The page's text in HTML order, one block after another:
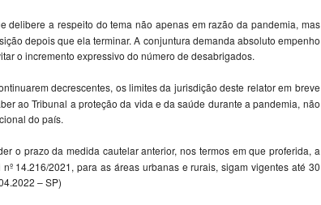
delibere a respeito do tema não apenas em razão da pandemia, mas
depois que ela terminar. A conjuntura demanda absoluto empenho
o incremento expressivo do número de desabrigados.
decrescentes, os limites da jurisdição deste relator em breve
ao Tribunal a proteção da vida e da saúde durante a pandemia, não
do país.
o prazo da medida cautelar anterior, nos termos em que proferida, a
14.216/2021, para as áreas urbanas e rurais, sigam vigentes até 30
– SP)